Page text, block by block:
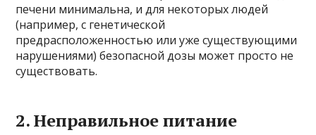
печени минимальна, и для некоторых людей
(например, с генетической
предрасположенностью или уже существующими
нарушениями) безопасной дозы может просто не
существовать.
2. Неправильное питание